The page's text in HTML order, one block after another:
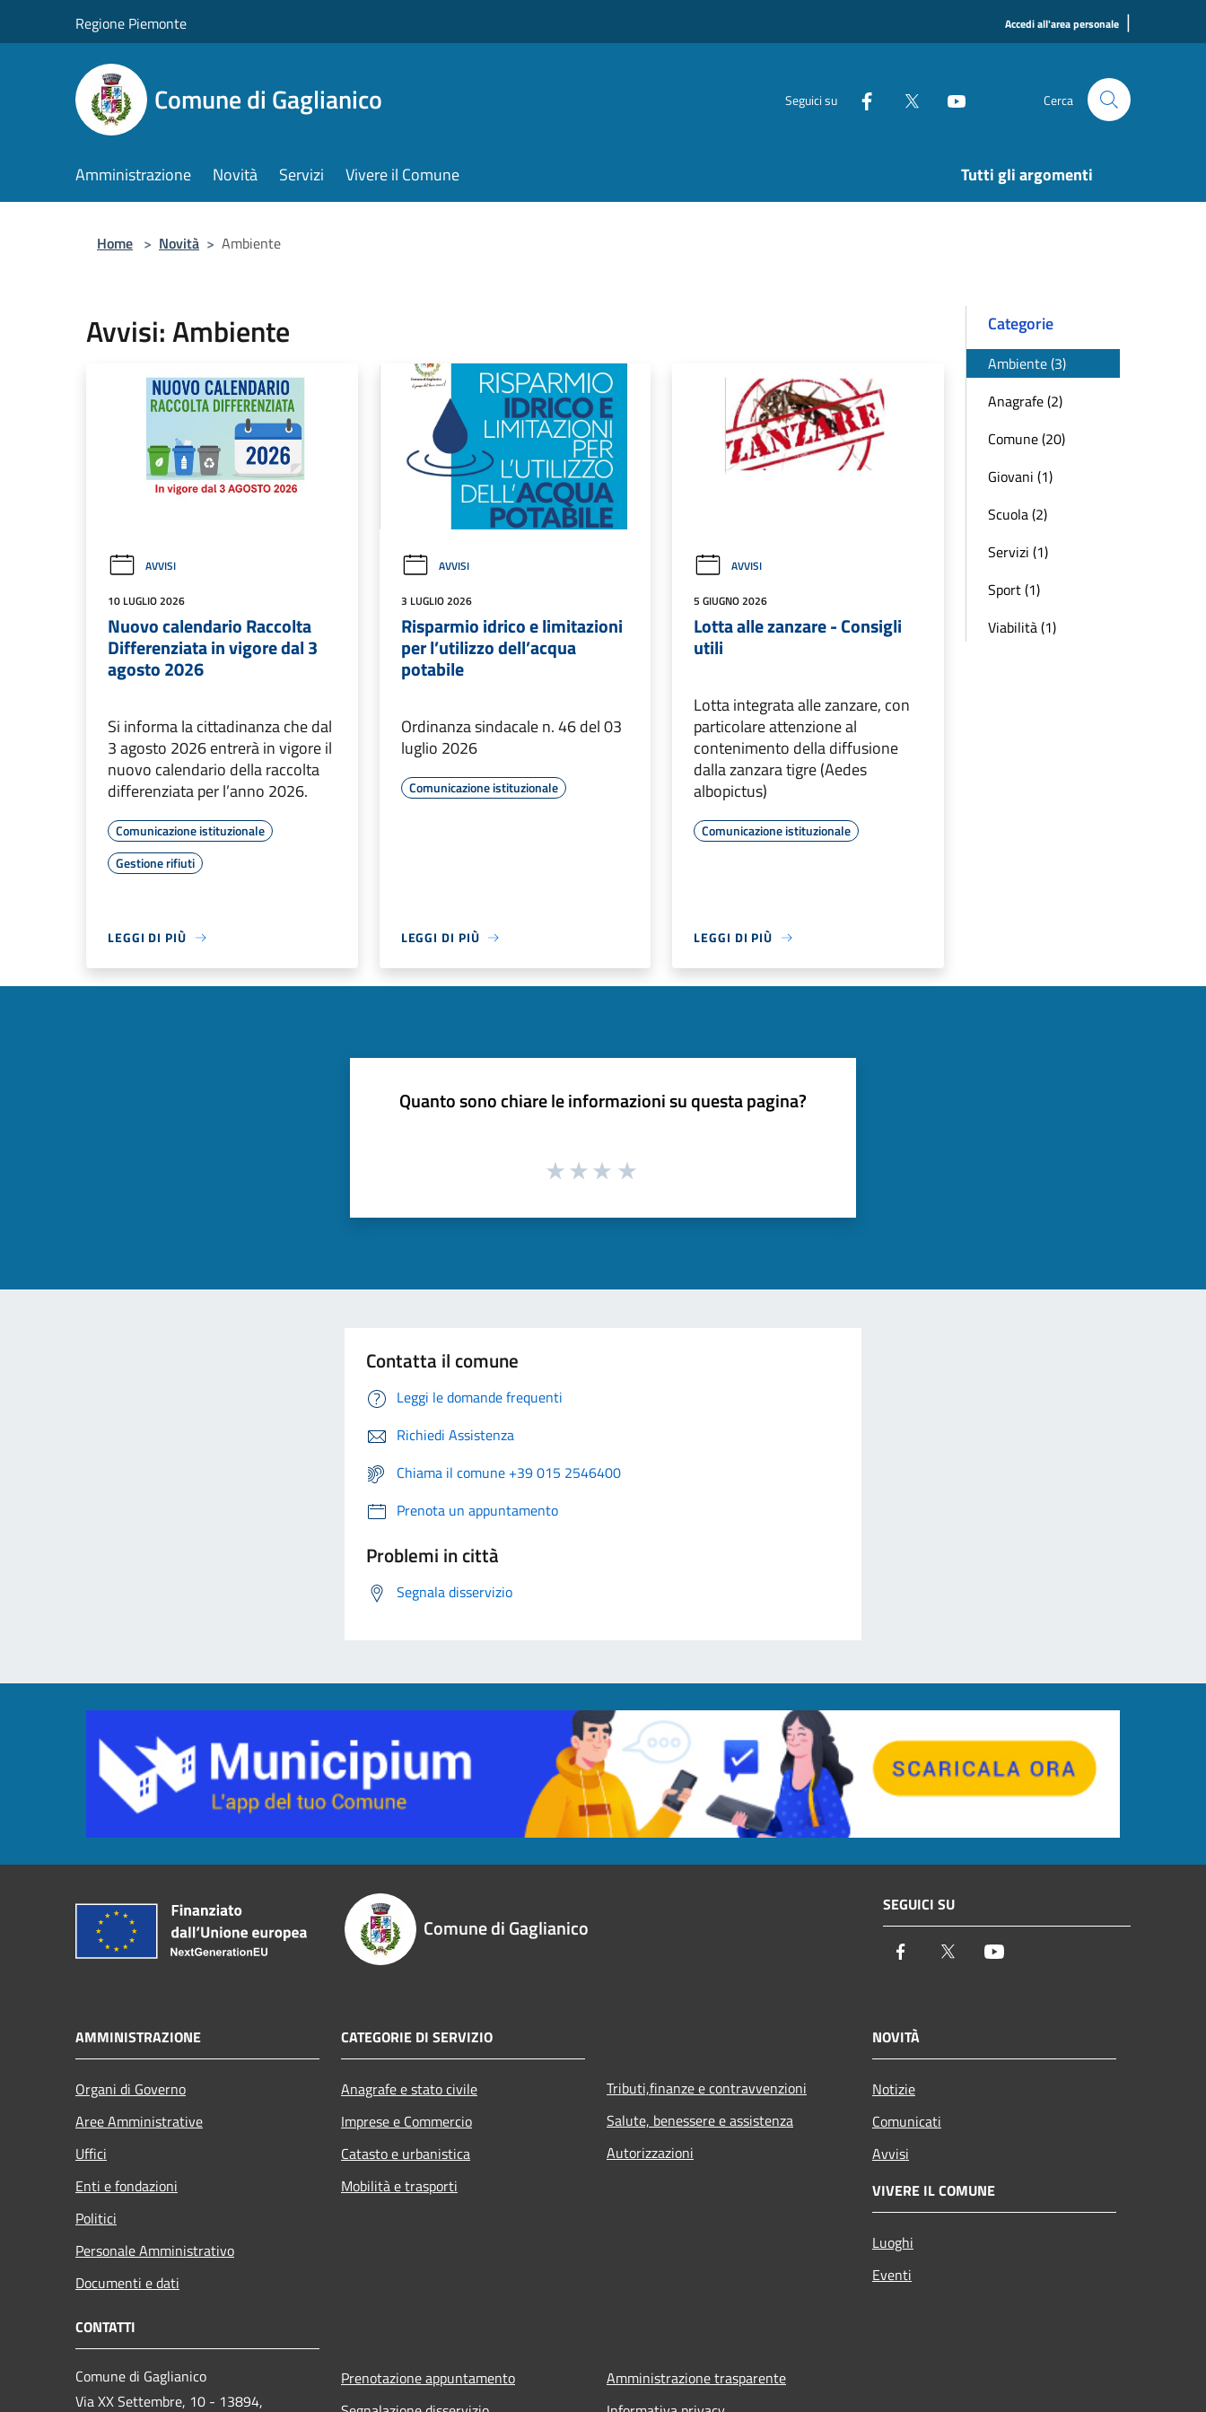
Regione Piemonte Accedi all'area personale |
Comune di Gaglianico Seguici su Cerca
Amministrazione Novità Servizi Vivere il Comune Tutti gli argomenti
Home > Novità > Ambiente
Avvisi: Ambiente
AVVISI
10 LUGLIO 2026
Nuovo calendario Raccolta
Differenziata in vigore dal 3
agosto 2026
Si informa la cittadinanza che dal
3 agosto 2026 entrerà in vigore il
nuovo calendario della raccolta
differenziata per l’anno 2026.
Comunicazione istituzionale
Gestione rifiuti
LEGGI DI PIÙ
AVVISI
3 LUGLIO 2026
Risparmio idrico e limitazioni
per l’utilizzo dell’acqua
potabile
Ordinanza sindacale n. 46 del 03
luglio 2026
Comunicazione istituzionale
LEGGI DI PIÙ
AVVISI
5 GIUGNO 2026
Lotta alle zanzare - Consigli
utili
Lotta integrata alle zanzare, con
particolare attenzione al
contenimento della diffusione
dalla zanzara tigre (Aedes
albopictus)
Comunicazione istituzionale
LEGGI DI PIÙ
Categorie
Ambiente (3)
Anagrafe (2)
Comune (20)
Giovani (1)
Scuola (2)
Servizi (1)
Sport (1)
Viabilità (1)
Quanto sono chiare le informazioni su questa pagina?
Contatta il comune
Leggi le domande frequenti
Richiedi Assistenza
Chiama il comune +39 015 2546400
Prenota un appuntamento
Problemi in città
Segnala disservizio
Comune di Gaglianico
SEGUICI SU
Facebook Twitter
AMMINISTRAZIONE
Organi di Governo
Aree Amministrative
Uffici
Enti e fondazioni
Politici
Personale Amministrativo
Documenti e dati
CATEGORIE DI SERVIZIO
Anagrafe e stato civile
Imprese e Commercio
Catasto e urbanistica
Mobilità e trasporti
Tributi,finanze e contravvenzioni
Salute, benessere e assistenza
Autorizzazioni
NOVITÀ
Notizie
Comunicati
Avvisi
VIVERE IL COMUNE
Luoghi
Eventi
CONTATTI
Comune di Gaglianico
Via XX Settembre, 10 - 13894,
Prenotazione appuntamento
Amministrazione trasparente